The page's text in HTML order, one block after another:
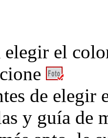
elegir el
de elegir
y guía de